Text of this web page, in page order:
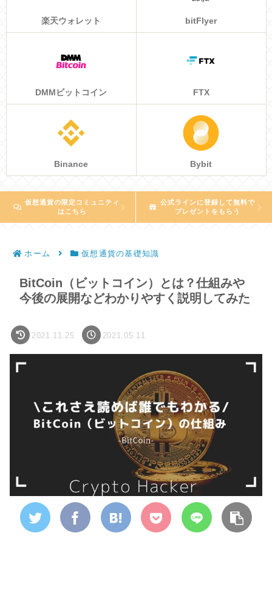
楽天ウォレット bitFlyer
DMMビットコイン FTX
Binance Bybit
仮想通貨の限定コミュニティ
はこちら
公式ラインに登録して無料で
プレゼントをもらう
ホーム 仮想通貨の基礎知識
BitCoin（ビットコイン）とは？仕組みや
今後の展開などわかりやすく説明してみた
2021.11.25 2021.05.11